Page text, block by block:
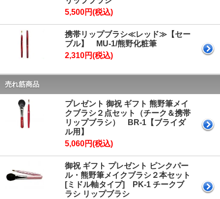
5,500円(税込)
携帯リップブラシ≪レッド≫【セー
ブル】 MU-1/熊野化粧筆
2,310円(税込)
売れ筋商品
プレゼント 御祝 ギフト 熊野筆メイ
クブラシ２点セット（チーク＆携帯
リップブラシ） BR-1【ブライダ
ル用】
5,060円(税込)
御祝 ギフト プレゼント ピンクパー
ル・熊野筆メイクブラシ２本セット
[ミドル軸タイプ] PK-1 チークブ
ラシ リップブラシ